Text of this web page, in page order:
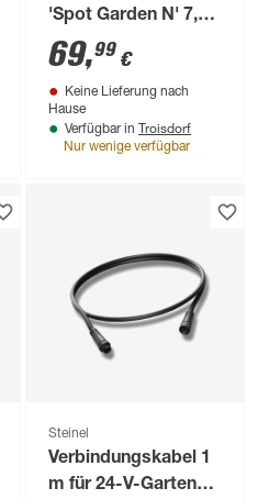
'Spot Garden N' 7,86
W 512 lm warmweiß
IP 44 6,9 x 14 x 36,9
cm
69,99 €
Keine Lieferung nach
Hause
Verfügbar in Troisdorf
Nur wenige verfügbar
Steinel
Verbindungskabel 1
m für 24-V-Garten-